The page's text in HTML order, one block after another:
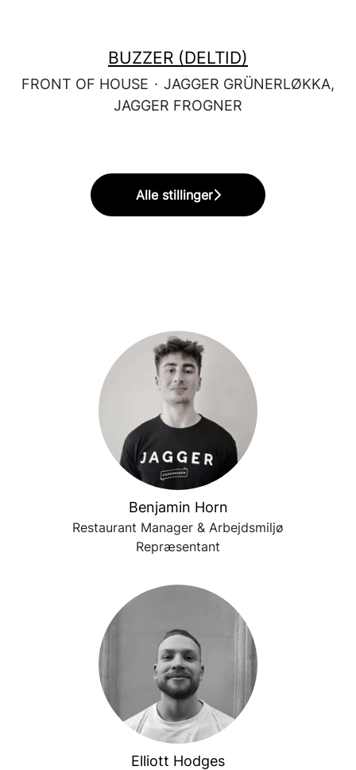
BUZZER (DELTID)
FRONT OF HOUSE · JAGGER GRÜNERLØKKA,
JAGGER FROGNER
Alle stillinger
Benjamin Horn
Restaurant Manager & Arbejdsmiljø
Repræsentant
Elliott Hodges